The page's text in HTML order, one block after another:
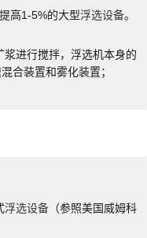
高1-5%的大型浮选设备。
浆进行搅拌，浮选机本身的
合装置和雾化装置；
浮选设备 （参照美国威姆科